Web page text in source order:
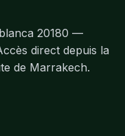
20180 —
direct depuis la
de Marrakech.